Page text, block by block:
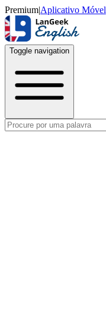
Premium|Aplicativo Móvel
Toggle navigation